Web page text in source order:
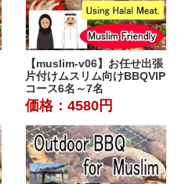
【muslim-v06】お任せ出張
片付けムスリム向けBBQVIP
コース6名～7名
価格：4580円